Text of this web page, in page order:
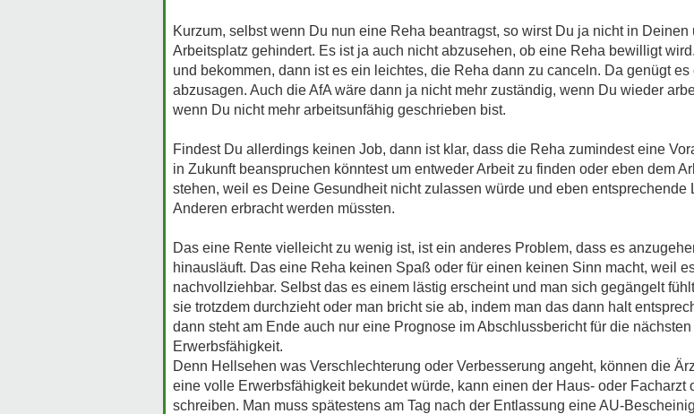
Kurzum, selbst wenn Du nun eine Reha beantragst, so wirst Du ja nicht in
Arbeitsplatz gehindert. Es ist ja auch nicht abzusehen, ob eine Reha bewilligt
und bekommen, dann ist es ein leichtes, die Reha dann zu canceln. Da genügt
abzusagen. Auch die AfA wäre dann ja nicht mehr zuständig, wenn Du wieder
wenn Du nicht mehr arbeitsunfähig geschrieben bist.
Findest Du allerdings keinen Job, dann ist klar, dass die Reha zumindest eine
in Zukunft beanspruchen könntest um entweder Arbeit zu finden oder eben dem
stehen, weil es Deine Gesundheit nicht zulassen würde und eben
Anderen erbracht werden müssten.
Das eine Rente vielleicht zu wenig ist, ist ein anderes Problem, dass es
hinausläuft. Das eine Reha keinen Spaß oder für einen keinen Sinn macht, weil
nachvollziehbar. Selbst das es einem lästig erscheint und man sich gegängelt
sie trotzdem durchzieht oder man bricht sie ab, indem man das dann halt
dann steht am Ende auch nur eine Prognose im Abschlussbericht für die
Erwerbsfähigkeit.
Denn Hellsehen was Verschlechterung oder Verbesserung angeht, können die
eine volle Erwerbsfähigkeit bekundet würde, kann einen der Haus- oder
schreiben. Man muss spätestens am Tag nach der Entlassung eine AU-